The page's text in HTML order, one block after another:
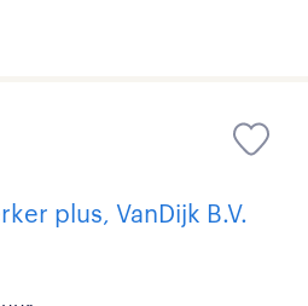
plus, VanDijk B.V.